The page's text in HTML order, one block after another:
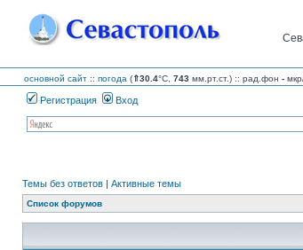
основной сайт :: погода (⇑30.4°C, 743 мм.рт.ст.) :: рад.фон -
Регистрация Вход
Темы без ответов | Активные темы
Список форумов